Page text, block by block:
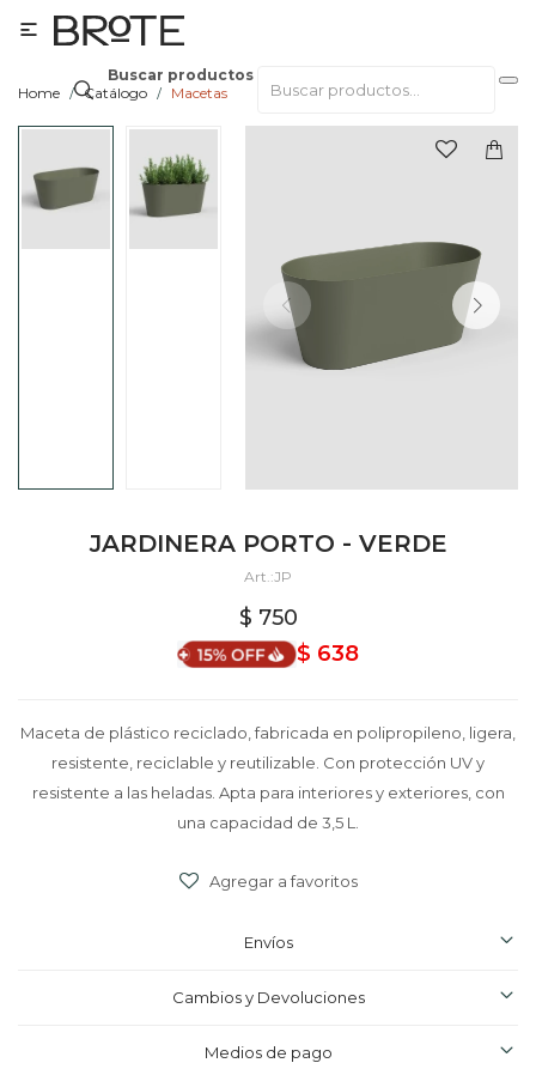
Buscar productos

Home Catálogo Macetas
JARDINERA PORTO - VERDE
JP
$ 750
$ 638
Maceta de plástico reciclado, fabricada en polipropileno, ligera,
resistente, reciclable y reutilizable. Con protección UV y
resistente a las heladas. Apta para interiores y exteriores, con
una capacidad de 3,5 L.
Envíos
Cambios y Devoluciones
Medios de pago